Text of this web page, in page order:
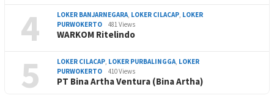
4 LOKER BANJARNEGARA LOKER CILACAP LOKER
PURWOKERTO
481 Views
WARKOM Ritelindo
5 LOKER CILACAP LOKER PURBALINGGA LOKER
PURWOKERTO
410 Views
PT Bina Artha Ventura (Bina Artha)